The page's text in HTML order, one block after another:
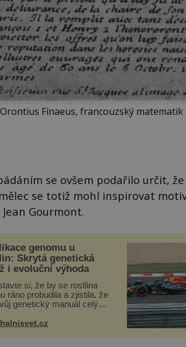
Orontius Finaeus, francouzský
se ovšem podařilo určit,
se totiž mohl inspirovat
Gourmont.
genomu u
Skrytá genetická
i evoluční výhoda
si, že by se rostlina
ráno probudila a zjistila, že
genetický manuál celý
stane – a podle nového